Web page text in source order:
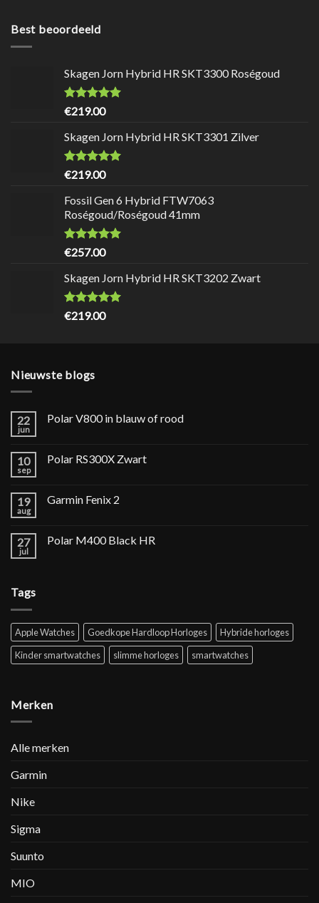
Best beoordeeld
Skagen Jorn Hybrid HR SKT3300 Roségoud
Waardering
€219.00
Skagen Jorn Hybrid HR SKT3301 Zilver
Waardering
€219.00
Fossil Gen 6 Hybrid FTW7063
Roségoud/Roségoud 41mm
Waardering
€257.00
Skagen Jorn Hybrid HR SKT3202 Zwart
Waardering
€219.00
Nieuwste blogs
22
jun
Polar V800 in blauw of rood
10
sep
Polar RS300X Zwart
19
aug
Garmin Fenix 2
27
jul
Polar M400 Black HR
Tags
Apple Watches Goedkope Hardloop Horloges
Hybride horloges
Kinder smartwatches
slimme horloges smartwatches
Merken
Alle merken
Garmin
Nike
Sigma
Suunto
MIO